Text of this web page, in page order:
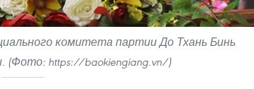
комитета партии До Тхань Бинь
(Фото: https://baokiengiang.vn/)